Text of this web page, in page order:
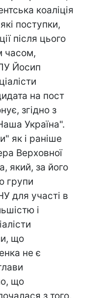
коаліція
поступки,
після цього
часом,
Йосип
на пост
згідно з
Україна".
як і раніше
Верховної
який, за його
групи
для участі в
і
що
не є
що